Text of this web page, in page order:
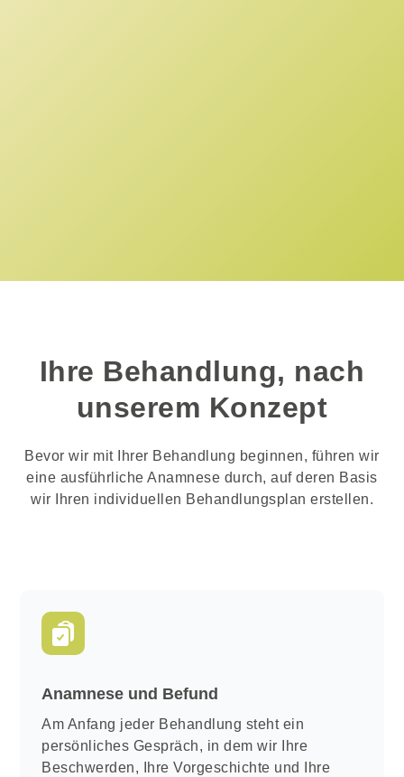
Ihre Behandlung, nach
unserem Konzept
Bevor wir mit Ihrer Behandlung beginnen, führen wir
eine ausführliche Anamnese durch, auf deren Basis
wir Ihren individuellen Behandlungsplan erstellen.
Anamnese und Befund
Am Anfang jeder Behandlung steht ein
persönliches Gespräch, in dem wir Ihre
Beschwerden, Ihre Vorgeschichte und Ihre